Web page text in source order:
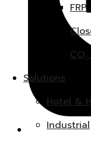
FRP
Solutions
Hotel &
Industrial